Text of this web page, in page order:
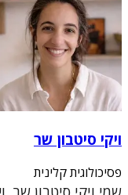
ויקי סיטבון שר
פסיכולוגית קלינית